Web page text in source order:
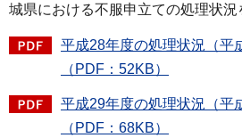
城県における不服申立ての処理状況
平成28年度の処理状況（平
（PDF：52KB）
平成29年度の処理状況（平
（PDF：68KB）